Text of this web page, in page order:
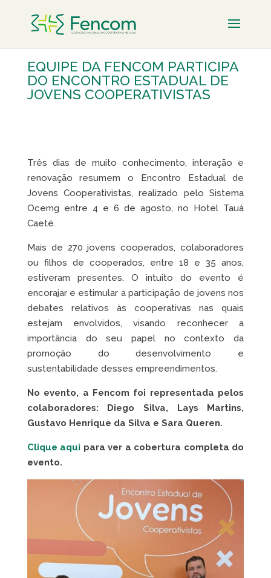
EQUIPE DA FENCOM PARTICIPA
DO ENCONTRO ESTADUAL DE
JOVENS COOPERATIVISTAS
Três dias de muito conhecimento, interação e
renovação resumem o Encontro Estadual de
Jovens Cooperativistas, realizado pelo Sistema
Ocemg entre 4 e 6 de agosto, no Hotel Tauá
Caeté.
Mais de 270 jovens cooperados, colaboradores
ou filhos de cooperados, entre 18 e 35 anos,
estiveram presentes. O intuito do evento é
encorajar e estimular a participação de jovens nos
debates relativos às cooperativas nas quais
estejam envolvidos, visando reconhecer a
importância do seu papel no contexto da
promoção do desenvolvimento e
sustentabilidade desses empreendimentos.
No evento, a Fencom foi representada pelos
colaboradores: Diego Silva, Lays Martins,
Gustavo Henrique da Silva e Sara Queren.
Clique aqui para ver a cobertura completa do
evento.